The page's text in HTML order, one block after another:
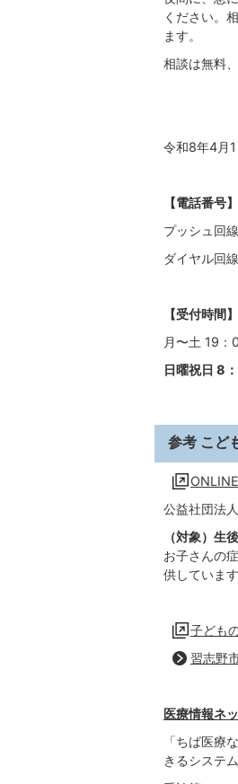
ください。
ます。
相談は無料
令和8年4月
【電話番号】
プッシュ回
ダイヤル回
【受付時間】
月〜土 19
日曜祝日 8
参考 こど
公益社団法
（対象）生
お子さんの
供しています
子ども
習志野
医療情報ネ
「ちば医療
きるシステ